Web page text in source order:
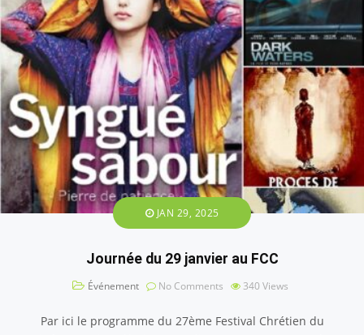
JAN 29, 2025
Journée du 29 janvier au FCC
Événement No Comments 340 Views
Par ici le programme du 27ème Festival Chrétien du